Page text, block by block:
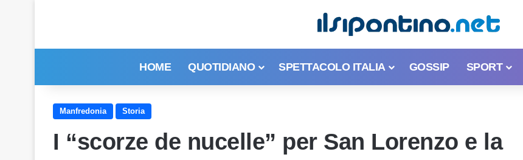
HOME QUOTIDIANO SPETTACOLO ITALIA GOSSIP SPORT
Manfredonia Storia
I “scorze de nucelle” per San Lorenzo e la